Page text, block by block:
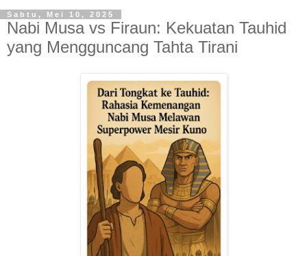
Sabtu, Mei 10, 2025
Nabi Musa vs Firaun: Kekuatan Tauhid
yang Mengguncang Tahta Tirani